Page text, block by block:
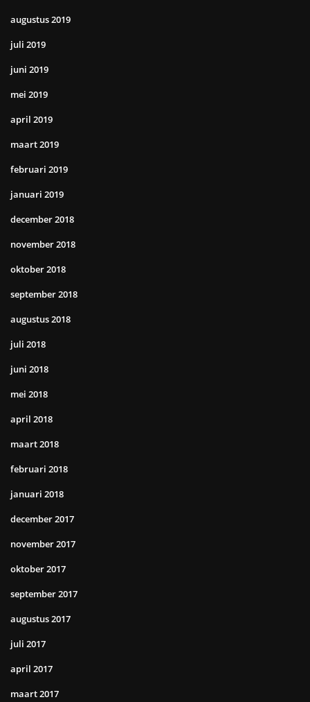
augustus 2019
juli 2019
juni 2019
mei 2019
april 2019
maart 2019
februari 2019
januari 2019
december 2018
november 2018
oktober 2018
september 2018
augustus 2018
juli 2018
juni 2018
mei 2018
april 2018
maart 2018
februari 2018
januari 2018
december 2017
november 2017
oktober 2017
september 2017
augustus 2017
juli 2017
april 2017
maart 2017